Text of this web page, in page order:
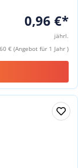
0,96 €*
jährl.
€ (Angebot für 1 Jahr )